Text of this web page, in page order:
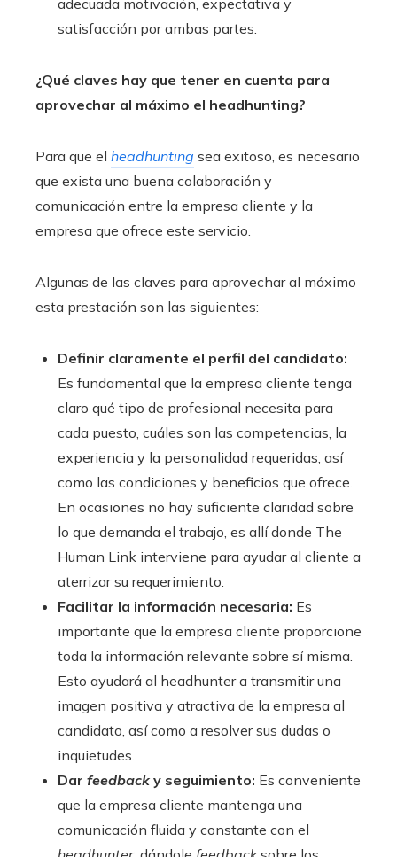
satisfacción por ambas partes.
¿Qué claves hay que tener en cuenta para
aprovechar al máximo el headhunting?
Para que el headhunting sea exitoso, es necesario
que exista una buena colaboración y
comunicación entre la empresa cliente y la
empresa que ofrece este servicio.
Algunas de las claves para aprovechar al máximo
esta prestación son las siguientes:
Definir claramente el perfil del candidato:
Es fundamental que la empresa cliente tenga
claro qué tipo de profesional necesita para
cada puesto, cuáles son las competencias, la
experiencia y la personalidad requeridas, así
como las condiciones y beneficios que ofrece.
En ocasiones no hay suficiente claridad sobre
lo que demanda el trabajo, es allí donde The
Human Link interviene para ayudar al cliente a
aterrizar su requerimiento.
Facilitar la información necesaria: Es
importante que la empresa cliente proporcione
toda la información relevante sobre sí misma.
Esto ayudará al headhunter a transmitir una
imagen positiva y atractiva de la empresa al
candidato, así como a resolver sus dudas o
inquietudes.
Dar feedback y seguimiento: Es conveniente
que la empresa cliente mantenga una
comunicación fluida y constante con el